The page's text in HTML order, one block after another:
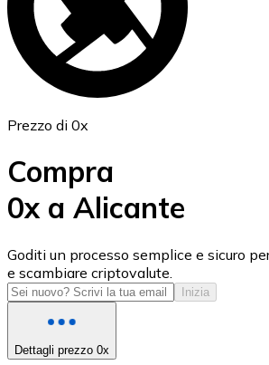
ETH
USD Coin
USDC
Prezzo di 0x
Compra
0x a Alicante
Goditi un processo semplice e sicuro
e scambiare criptovalute.
Inizia
Dettagli prezzo 0x